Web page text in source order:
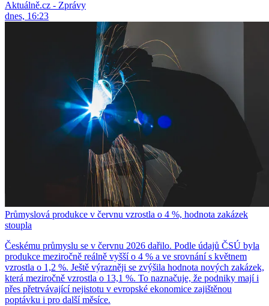
Aktuálně.cz - Zprávy
dnes, 16:23
Průmyslová produkce v červnu vzrostla o 4 %, hodnota zakázek
stoupla
Českému průmyslu se v červnu 2026 dařilo. Podle údajů ČSÚ byla
produkce meziročně reálně vyšší o 4 % a ve srovnání s květnem
vzrostla o 1,2 %. Ještě výrazněji se zvýšila hodnota nových zakázek,
která meziročně vzrostla o 13,1 %. To naznačuje, že podniky mají i
přes přetrvávající nejistotu v evropské ekonomice zajištěnou
poptávku i pro další měsíce.